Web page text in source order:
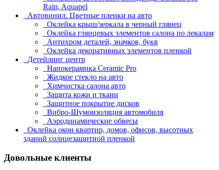
Rain, Aquapel
Автовинил. Цветные пленки на авто
Оклейка крыш/зеркала в черный глянец
Оклейка глянцевых элементов салона по лекалам
Антихром деталей, значков, букв
Оклейка декоративных элементов пленкой
Детейлинг центр
Нанокерамика Ceramic Pro
Жидкое стекло на авто
Химчистка салона авто
Защита кожи и ткани
Защитное покрытие дисков
Вибро-Шумоизоляция автомобиля
Аэродинамические обвесы
Оклейка окон квартир, домов, офисов, высотных
зданий солнцезащитной пленкой
Довольные клиенты